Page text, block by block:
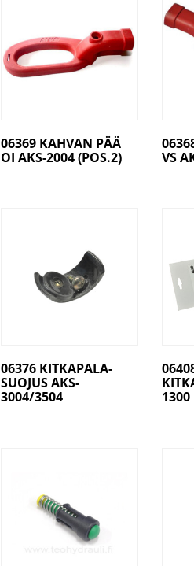
06369 KAHVAN PÄÄ
OI AKS-2004 (POS.2)
VS
06376 KITKAPALA-
SUOJUS AKS-
3004/3504
1300